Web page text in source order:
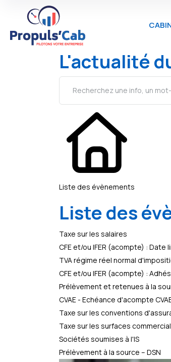
L'actualité
Liste des évènements
Liste des
Taxe sur les salaires
CFE et/ou IFER (acompte) :
TVA régime réel normal
CFE et/ou IFER (acompte) :
Prélèvement et retenues à la
CVAE - Echéance d'acompte
Taxe sur les conventions
Taxe sur les surfaces
Sociétés soumises à l'IS
Prélèvement à la source – DSN